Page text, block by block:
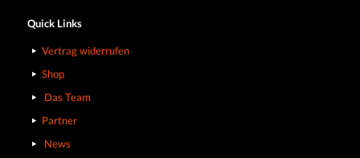
Quick Links
Vertrag widerrufen
Shop
Das Team
Partner
News